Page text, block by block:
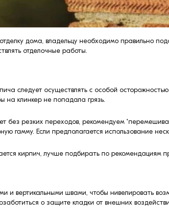
дома, владельцу необходимо правильно
отделочные работы.
следует осуществлять с особой
на клинкер не попадала грязь.
без резких переходов, рекомендуем
гамму. Если предполагается использование
кирпич, лучше подбирать по рекомендациям
и вертикальными швами, чтобы нивелировать
о защите кладки от внешних